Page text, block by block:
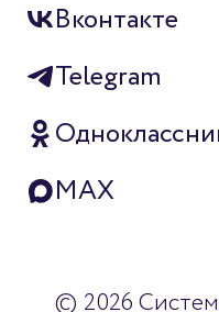
Вконтакте
Telegram
MAX
© 2026